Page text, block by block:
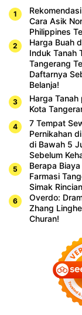
Cara Asik
Philippines
Harga Buah
Induk Tanah
Tangerang
Daftarnya
Belanja!
Harga
Kota
7 Tempat
Pernikahan
di Bawah 5
Sebelum
Berapa
Farmasi
Simak
Overdo:
Zhang
Churan!